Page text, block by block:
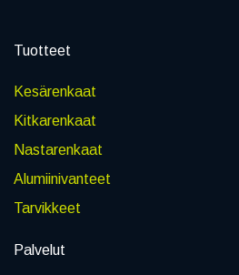
Tuotteet
Kesärenkaat
Kitkarenkaat
Nastarenkaat
Alumiinivanteet
Tarvikkeet
Palvelut